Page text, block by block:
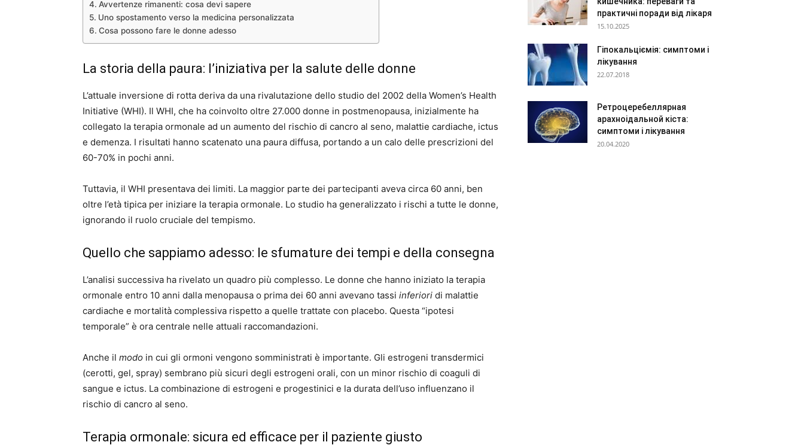
Avvertenze rimanenti: cosa devi sapere
Uno spostamento verso la medicina personalizzata
Cosa possono fare le donne adesso
La storia della paura: l’iniziativa per la salute delle donne
L’attuale inversione di rotta deriva da una rivalutazione dello studio del 2002 della Women’s Health
Initiative (WHI). Il WHI, che ha coinvolto oltre 27.000 donne in postmenopausa, inizialmente ha
collegato la terapia ormonale ad un aumento del rischio di cancro al seno, malattie cardiache, ictus
e demenza. I risultati hanno scatenato una paura diffusa, portando a un calo delle prescrizioni del
60-70% in pochi anni.
Tuttavia, il WHI presentava dei limiti. La maggior parte dei partecipanti aveva circa 60 anni, ben
oltre l’età tipica per iniziare la terapia ormonale. Lo studio ha generalizzato i rischi a tutte le donne,
ignorando il ruolo cruciale del tempismo.
Quello che sappiamo adesso: le sfumature dei tempi e della consegna
L’analisi successiva ha rivelato un quadro più complesso. Le donne che hanno iniziato la terapia
ormonale entro 10 anni dalla menopausa o prima dei 60 anni avevano tassi inferiori di malattie
cardiache e mortalità complessiva rispetto a quelle trattate con placebo. Questa “ipotesi
temporale” è ora centrale nelle attuali raccomandazioni.
Anche il modo in cui gli ormoni vengono somministrati è importante. Gli estrogeni transdermici
(cerotti, gel, spray) sembrano più sicuri degli estrogeni orali, con un minor rischio di coaguli di
sangue e ictus. La combinazione di estrogeni e progestinici e la durata dell’uso influenzano il
rischio di cancro al seno.
Terapia ormonale: sicura ed efficace per il paziente giusto
практичні поради від лікаря
15.10.2025
Гіпокальціємія: симптоми і
лікування
22.07.2018
Ретроцеребеллярная
арахноідальной кіста:
симптоми і лікування
20.04.2020